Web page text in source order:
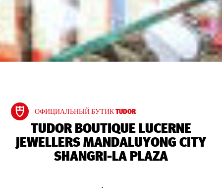
ОФИЦИАЛЬНЫЙ БУТИК TUDOR
‭TUDOR BOUTIQUE LUCERNE
JEWELLERS MANDALUYONG CITY
SHANGRI-LA PLAZA‬